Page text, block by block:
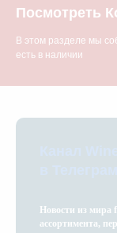
Посмотреть
В этом разделе мы
есть в наличии
Новости из мира
ассортимента,